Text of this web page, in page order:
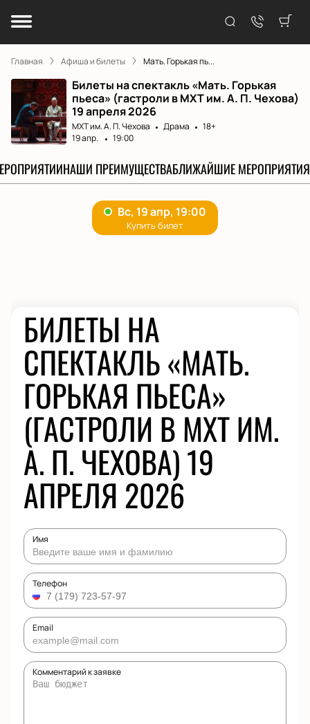
Главная Афиша и билеты Мать. Горькая пь...
Билеты на спектакль «Мать. Горькая
пьеса» (гастроли в МХТ им. А. П. Чехова)
19 апреля 2026
МХТ им. А. П. Чехова Драма
18+
19 апр.
19:00
НАШИ ПРЕИМУЩЕСТВАБЛИЖАЙШИЕ МЕРОПРИЯТИЯ
БИЛЕТЫ НА
СПЕКТАКЛЬ «МАТЬ.
ГОРЬКАЯ ПЬЕСА»
(ГАСТРОЛИ В МХТ ИМ.
А. П. ЧЕХОВА) 19
АПРЕЛЯ 2026
Имя
Телефон
Email
Комментарий к заявке